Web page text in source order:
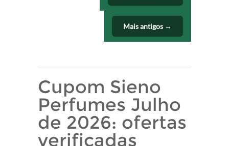
Mais antigos →
Cupom Sieno
Perfumes Julho
de 2026: ofertas
verificadas